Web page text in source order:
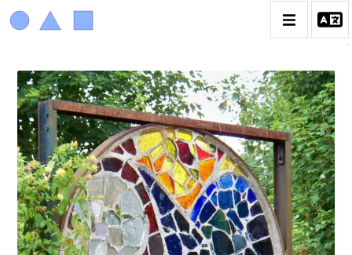
ACHIAM
BIOGRAPHIE
LA PROMENADE DES JARDINS À SÈVRES
CATALOGUE DES OEUVRES